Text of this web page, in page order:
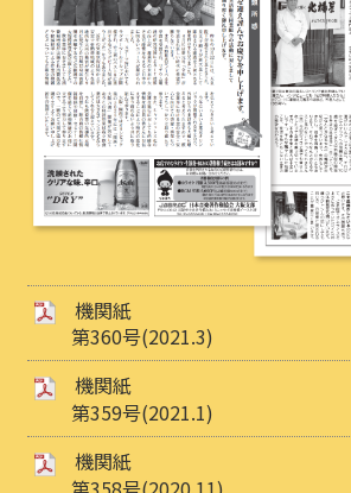
機関紙
第360号(2021.3)
機関紙
第359号(2021.1)
機関紙